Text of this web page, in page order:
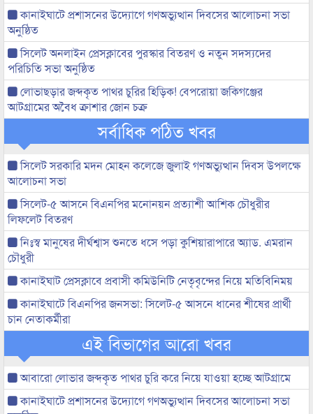
কানাইঘাটে প্রশাসনের উদ্যোগে গণঅভ্যুত্থান দিবসের আলোচনা সভা
অনুষ্ঠিত
সিলেট অনলাইন প্রেসক্লাবের পুরস্কার বিতরণ ও নতুন সদস্যদের
পরিচিতি সভা অনুষ্ঠিত
লোভাছড়ার জব্দকৃত পাথর চুরির হিড়িক! বেপরোয়া জকিগঞ্জের
আটগ্রামের অবৈধ ক্রাশার জোন চক্র
সর্বাধিক পঠিত খবর
সিলেট সরকারি মদন মোহন কলেজে জুলাই গণঅভ্যুত্থান দিবস উপলক্ষে
আলোচনা সভা
সিলেট-৫ আসনে বিএনপির মনোনয়ন প্রত্যাশী আশিক চৌধুরীর
লিফলেট বিতরণ
নিঃস্ব মানুষের দীর্ঘশ্বাস শুনতে ধসে পড়া কুশিয়ারাপারে অ্যাড. এমরান
চৌধুরী
কানাইঘাট প্রেসক্লাবে প্রবাসী কমিউনিটি নেতৃবৃন্দের নিয়ে মতিবিনিময়
কানাইঘাটে বিএনপির জনসভা: সিলেট-৫ আসনে ধানের শীষের প্রার্থী
চান নেতাকর্মীরা
এই বিভাগের আরো খবর
আবারো লোভার জব্দকৃত পাথর চুরি করে নিয়ে যাওয়া হচ্ছে আটগ্রামে
কানাইঘাটে প্রশাসনের উদ্যোগে গণঅভ্যুত্থান দিবসের আলোচনা সভা